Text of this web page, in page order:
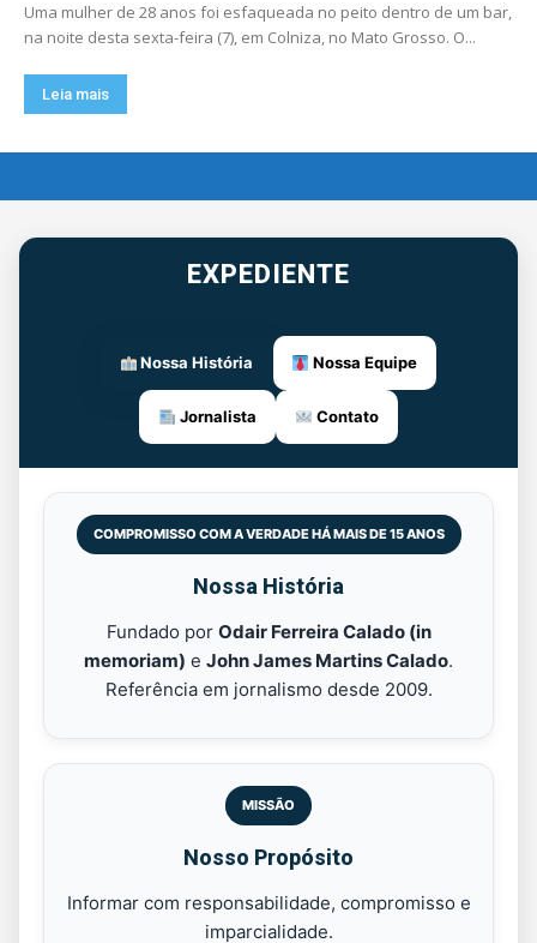
Uma mulher de 28 anos foi esfaqueada no peito dentro de um bar,
na noite desta sexta-feira (7), em Colniza, no Mato Grosso. O...
Leia mais
EXPEDIENTE
Nossa História Nossa Equipe
Jornalista Contato
COMPROMISSO COM A VERDADE HÁ MAIS DE 15 ANOS
Nossa História
Fundado por Odair Ferreira Calado (in
memoriam) e John James Martins Calado.
Referência em jornalismo desde 2009.
MISSÃO
Nosso Propósito
Informar com responsabilidade, compromisso e
imparcialidade.